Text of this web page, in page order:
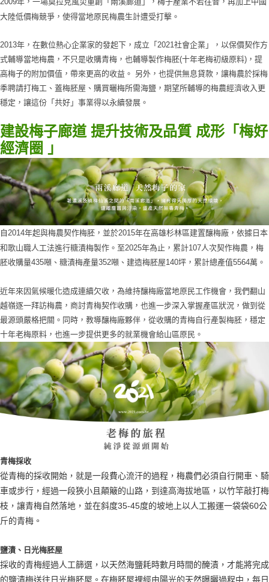
大陸低價梅競爭，使得當地原民梅農生計遭受打擊。
2013年，在數位熱心企業家的發起下，成立「2021社會企業」，以保價契作方
式輔導當地梅農，不只是收購青梅，也輔導製作梅胚(十年老梅初級原料)，提
高梅子的附加價值，帶來更高的收益。 另外，也提供無息貸款，讓梅農於採梅
季聘請打梅工、蓋梅胚屋、購買曬梅所需海鹽，期望所輔導的梅農經濟收入更
穩定，讓這份「共好」事業得以永續發展。
建設梅子廊道 提升技術及品質 成形「梅好
經濟圈 」
自2014年起與梅農契作梅胚，並於2015年在高雄杉林區建置釀梅廠，依據日本
和歌山職人工法進行糖漬梅製作。至2025年為止，累計107人次契作梅農，梅
胚收購量435噸、糖漬梅產量352噸、建造梅胚屋140坪，累計總產值5564萬。
近年來因氣候暖化造成連續欠收，為維持釀梅廠當地原民工作機會，我們翻山
越嶺逐一拜訪梅農，商討青梅契作收購，也進一步深入掌握產區狀況，做到從
最源頭嚴格把關。同時，教導釀梅廠夥伴，從收購的青梅自行產製梅胚，穩定
十年老梅原料，也進一步提供更多的就業機會給山區原民。
青梅採收
從青梅的採收開始，就是一段費心流汗的過程，梅農們必須自行開車、騎
車或步行，經過一段狹小且顛簸的山路，到達高海拔地區，以竹竿敲打梅
枝，讓青梅自然落地，並在斜度35-45度的坡地上以人工搬運一袋袋60公
斤的青梅。
鹽漬、日光梅胚屋
採收的青梅經過人工篩選，以天然海鹽耗時數月時間的醃漬，才能將完成
的鹽漬梅送往日光梅胚屋。在梅胚屋裡經由陽光的天然曝曬過程中，每日